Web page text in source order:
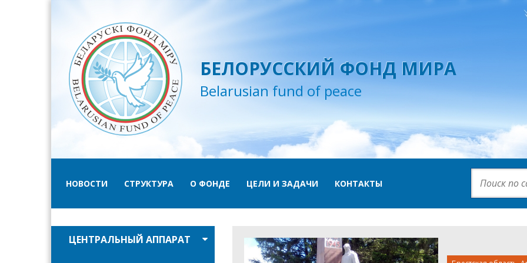
БЕЛОРУССКИЙ ФОНД МИРА
Belarusian fund of peace
НОВОСТИ СТРУКТУРА О ФОНДЕ ЦЕЛИ И ЗАДАЧИ КОНТАКТЫ
ЦЕНТРАЛЬНЫЙ АППАРАТ